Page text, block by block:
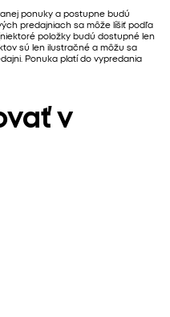
ponuky a postupne budú
predajniach sa môže líšiť podľa
položky budú dostupné len
sú len ilustračné a môžu sa
Ponuka platí do vypredania
v